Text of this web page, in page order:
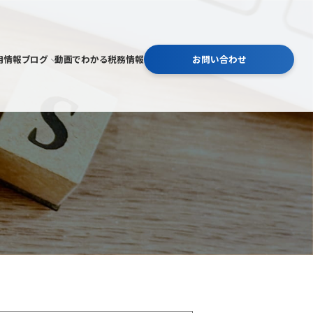
情報ブログ 動画でわかる税務情報 お問い合わせ